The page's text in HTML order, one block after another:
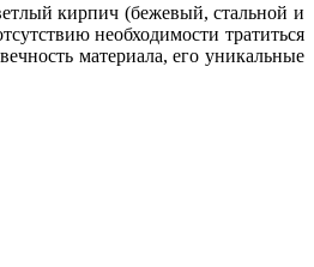
кирпич (бежевый, стальной и
необходимости тратиться
материала, его уникальные